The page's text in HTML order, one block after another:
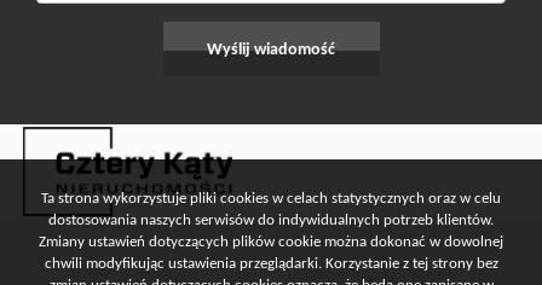
Ta strona wykorzystuje pliki cookies w celach statystycznych oraz w celu
dostosowania naszych serwisów do indywidualnych potrzeb klientów.
Zmiany ustawień dotyczących plików cookie można dokonać w dowolnej
chwili modyfikując ustawienia przeglądarki. Korzystanie z tej strony bez